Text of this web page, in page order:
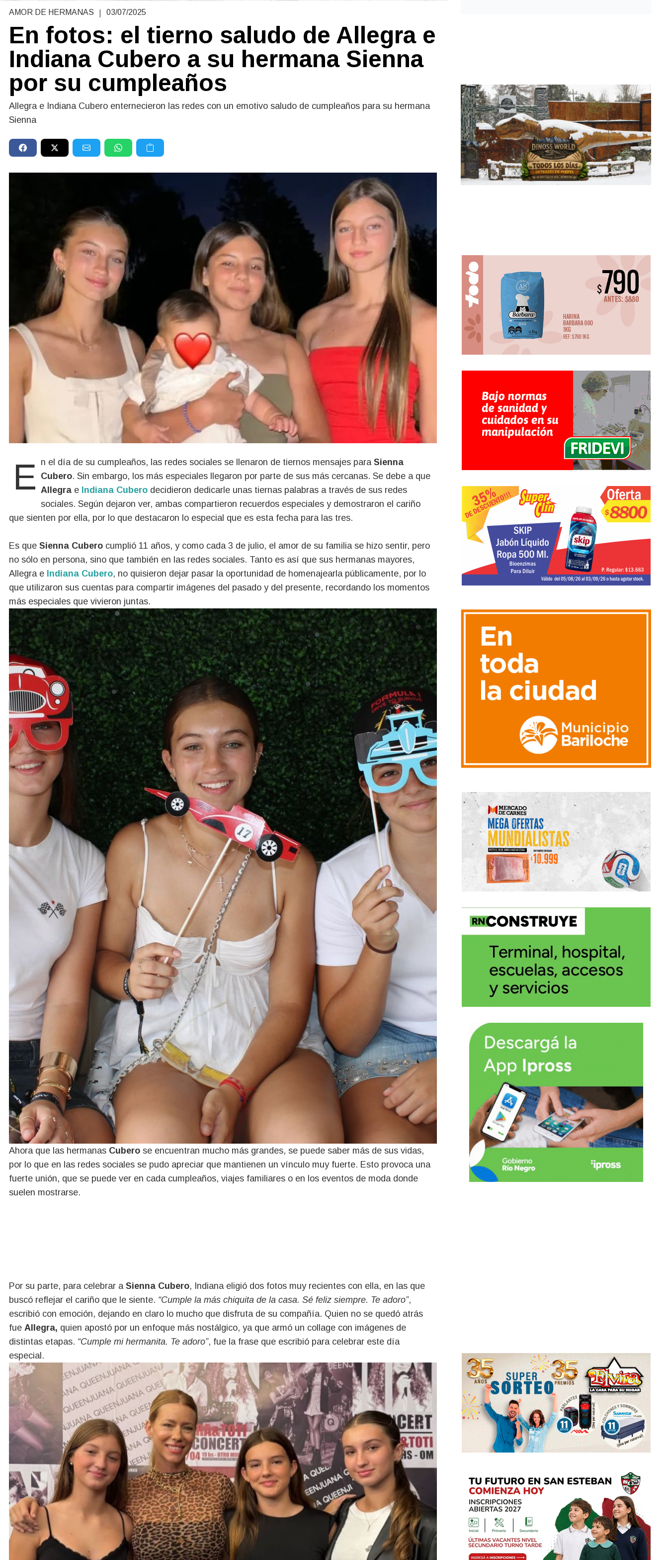
AMOR DE HERMANAS | 03/07/2025
En fotos: el tierno saludo de Allegra e
Indiana Cubero a su hermana Sienna
por su cumpleaños
Allegra e Indiana Cubero enternecieron las redes con un emotivo saludo de cumpleaños para su hermana
Sienna
En el día de su cumpleaños, las redes sociales se llenaron de tiernos mensajes para Sienna
Cubero. Sin embargo, los más especiales llegaron por parte de sus más cercanas. Se debe a que
Allegra e Indiana Cubero decidieron dedicarle unas tiernas palabras a través de sus redes
sociales. Según dejaron ver, ambas compartieron recuerdos especiales y demostraron el cariño
que sienten por ella, por lo que destacaron lo especial que es esta fecha para las tres.
Es que Sienna Cubero cumplió 11 años, y como cada 3 de julio, el amor de su familia se hizo sentir, pero
no sólo en persona, sino que también en las redes sociales. Tanto es así que sus hermanas mayores,
Allegra e Indiana Cubero, no quisieron dejar pasar la oportunidad de homenajearla públicamente, por lo
que utilizaron sus cuentas para compartir imágenes del pasado y del presente, recordando los momentos
más especiales que vivieron juntas.
Ahora que las hermanas Cubero se encuentran mucho más grandes, se puede saber más de sus vidas,
por lo que en las redes sociales se pudo apreciar que mantienen un vínculo muy fuerte. Esto provoca una
fuerte unión, que se puede ver en cada cumpleaños, viajes familiares o en los eventos de moda donde
suelen mostrarse.
Por su parte, para celebrar a Sienna Cubero, Indiana eligió dos fotos muy recientes con ella, en las que
buscó reflejar el cariño que le siente. “Cumple la más chiquita de la casa. Sé feliz siempre. Te adoro”,
escribió con emoción, dejando en claro lo mucho que disfruta de su compañía. Quien no se quedó atrás
fue Allegra, quien apostó por un enfoque más nostálgico, ya que armó un collage con imágenes de
distintas etapas. “Cumple mi hermanita. Te adoro”, fue la frase que escribió para celebrar este día
especial.